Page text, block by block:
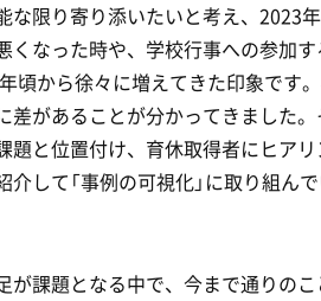
限り寄り添いたいと考え、2023
なった時や、学校行事への参加
頃から徐々に増えてきた印象です
があることが分かってきました
と位置付け、育休取得者にヒア
して「事例の可視化」に取り組んで
課題となる中で、今まで通りの